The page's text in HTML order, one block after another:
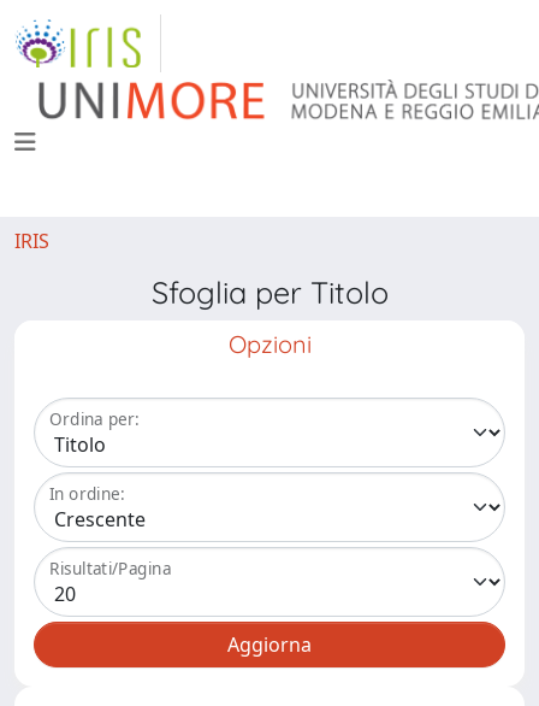
IRIS
Sfoglia per Titolo
Opzioni
Ordina per:
In ordine:
Risultati/Pagina